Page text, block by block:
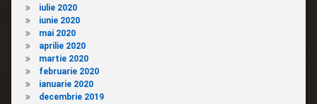
iulie 2020
iunie 2020
mai 2020
aprilie 2020
martie 2020
februarie 2020
ianuarie 2020
decembrie 2019